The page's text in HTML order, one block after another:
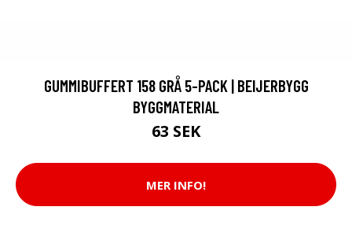
GUMMIBUFFERT 158 GRÅ 5-PACK | BEIJERBYGG
BYGGMATERIAL
63 SEK
MER INFO!